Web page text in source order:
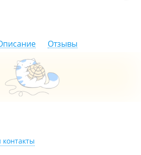
Отзывы
Гамарника, 14Б
контакты